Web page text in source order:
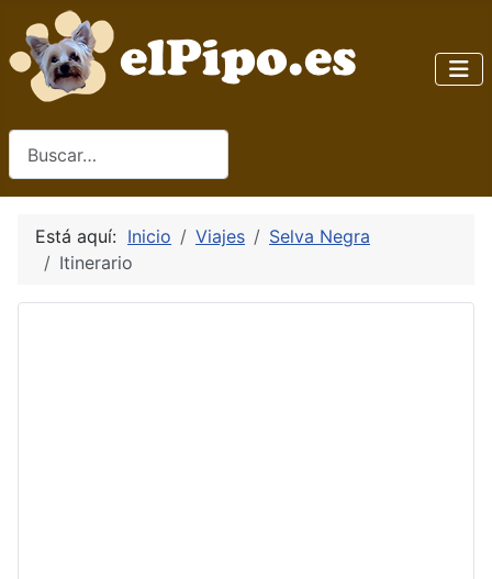
Está aquí: Inicio Viajes
Selva Negra
Itinerario